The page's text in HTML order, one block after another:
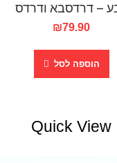
– דרדסבא ודרדס
₪79.90
הוספה לסל
Quick View